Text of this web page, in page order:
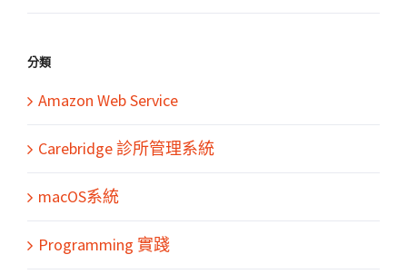
分類
Amazon Web Service
Carebridge 診所管理系統
macOS系統
Programming 實踐